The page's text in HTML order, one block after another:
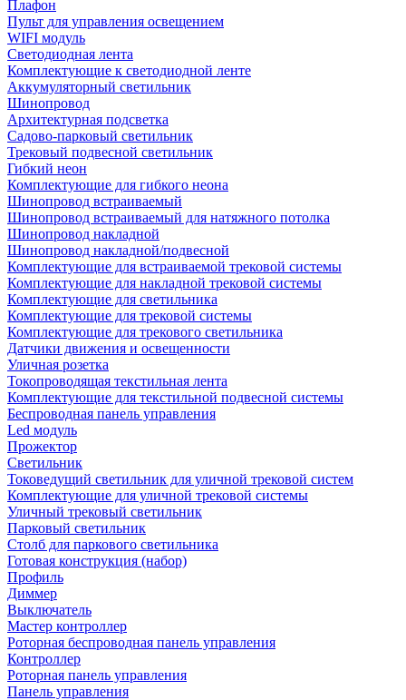
Плафон
Пульт для управления освещением
WIFI модуль
Светодиодная лента
Комплектующие к светодиодной ленте
Аккумуляторный светильник
Шинопровод
Архитектурная подсветка
Садово-парковый светильник
Трековый подвесной светильник
Гибкий неон
Комплектующие для гибкого неона
Шинопровод встраиваемый
Шинопровод встраиваемый для натяжного потолка
Шинопровод накладной
Шинопровод накладной/подвесной
Комплектующие для встраиваемой трековой системы
Комплектующие для накладной трековой системы
Комплектующие для светильника
Комплектующие для трековой системы
Комплектующие для трекового светильника
Датчики движения и освещенности
Уличная розетка
Токопроводящая текстильная лента
Комплектующие для текстильной подвесной системы
Беспроводная панель управления
Led модуль
Прожектор
Светильник
Токоведущий светильник для уличной трековой систем
Комплектующие для уличной трековой системы
Уличный трековый светильник
Парковый светильник
Столб для паркового светильника
Готовая конструкция (набор)
Профиль
Диммер
Выключатель
Мастер контроллер
Роторная беспроводная панель управления
Контроллер
Роторная панель управления
Панель управления